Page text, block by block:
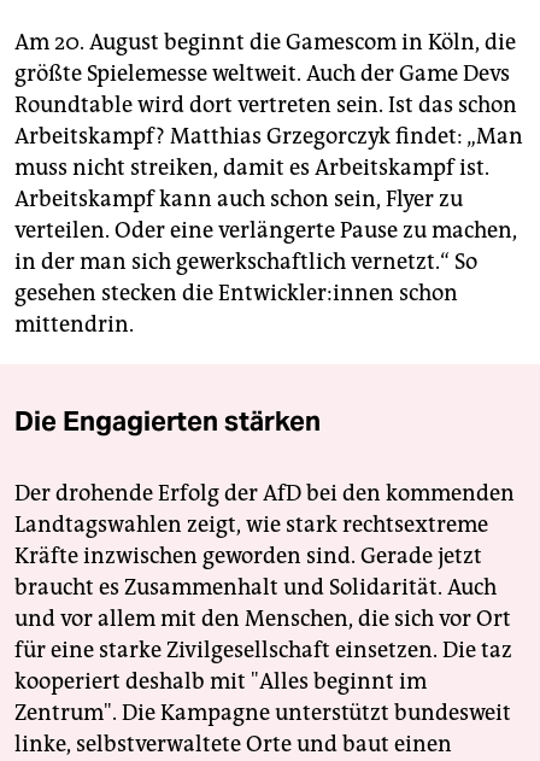
Am 20. August beginnt die Gamescom in Köln, die
größte Spielemesse weltweit. Auch der Game Devs
Roundtable wird dort vertreten sein. Ist das schon
Arbeitskampf? Matthias Grzegorczyk findet: „Man
muss nicht streiken, damit es Arbeitskampf ist.
Arbeitskampf kann auch schon sein, Flyer zu
verteilen. Oder eine verlängerte Pause zu machen,
in der man sich gewerkschaftlich vernetzt.“ So
gesehen stecken die Ent­wick­le­r:in­nen schon
mittendrin.
Die Engagierten stärken
Der drohende Erfolg der AfD bei den kommenden
Landtagswahlen zeigt, wie stark rechtsextreme
Kräfte inzwischen geworden sind. Gerade jetzt
braucht es Zusammenhalt und Solidarität. Auch
und vor allem mit den Menschen, die sich vor Ort
für eine starke Zivilgesellschaft einsetzen. Die taz
kooperiert deshalb mit "Alles beginnt im
Zentrum". Die Kampagne unterstützt bundesweit
linke, selbstverwaltete Orte und baut einen